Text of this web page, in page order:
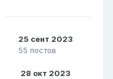
25 сент 2023
55 постов
28 окт 2023